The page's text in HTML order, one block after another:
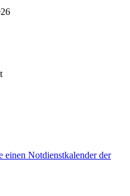
einen Notdienstkalender der